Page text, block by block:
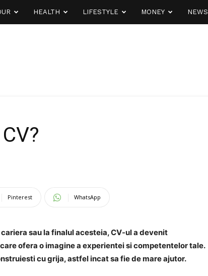
HEALTH LIFESTYLE MONEY NEWS
Pinterest WhatsApp
sau la finalul acesteia, CV-ul a devenit
ofera o imagine a experientei si competentelor tale.
cu grija, astfel incat sa fie de mare ajutor.